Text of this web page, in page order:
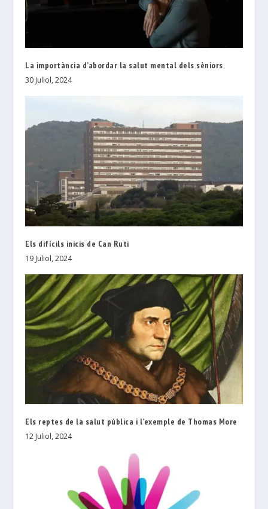
La importància d’abordar la salut mental dels sèniors
30 Juliol, 2024
Els difícils inicis de Can Ruti
19 Juliol, 2024
Els reptes de la salut pública i l’exemple de Thomas More
12 Juliol, 2024